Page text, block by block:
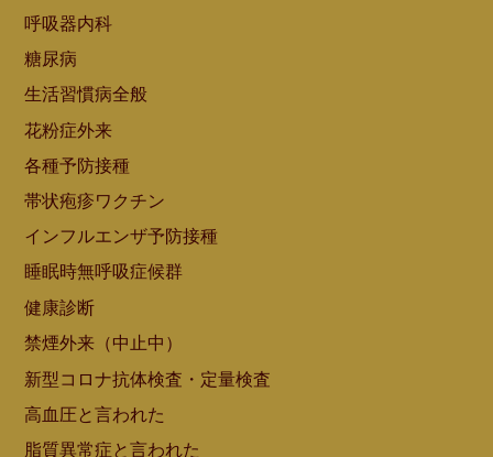
呼吸器内科
糖尿病
生活習慣病全般
花粉症外来
各種予防接種
帯状疱疹ワクチン
インフルエンザ予防接種
睡眠時無呼吸症候群
健康診断
禁煙外来（中止中）
新型コロナ抗体検査・定量検査
高血圧と言われた
脂質異常症と言われた